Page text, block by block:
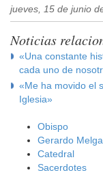
jueves, 15 de junio
Noticias
«Una constante
cada uno de
«Me ha movido el
Iglesia»
Obispo
Gerardo
Catedral
Sacerdotes